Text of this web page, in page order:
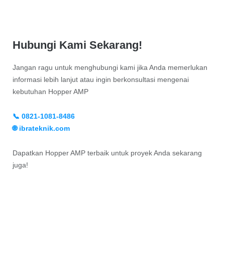
Hubungi Kami Sekarang!
Jangan ragu untuk menghubungi kami jika Anda memerlukan
informasi lebih lanjut atau ingin berkonsultasi mengenai
kebutuhan Hopper AMP
📞 0821-1081-8486
🌐 ibrateknik.com
Dapatkan Hopper AMP terbaik untuk proyek Anda sekarang
juga!